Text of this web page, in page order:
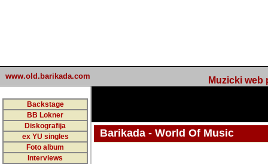
www.old.barikada.com Muzicki web
Backstage
BB Lokner
Diskografija
ex YU singles
Foto album
Interviews
Barikada - World Of Music